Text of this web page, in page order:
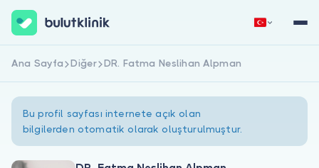
Hemen Kaydol Giriş Yap
Ana Sayfa Diğer DR. Fatma Neslihan Alpman
Bu profil sayfası internete açık olan
bilgilerden otomatik olarak oluşturulmuştur.